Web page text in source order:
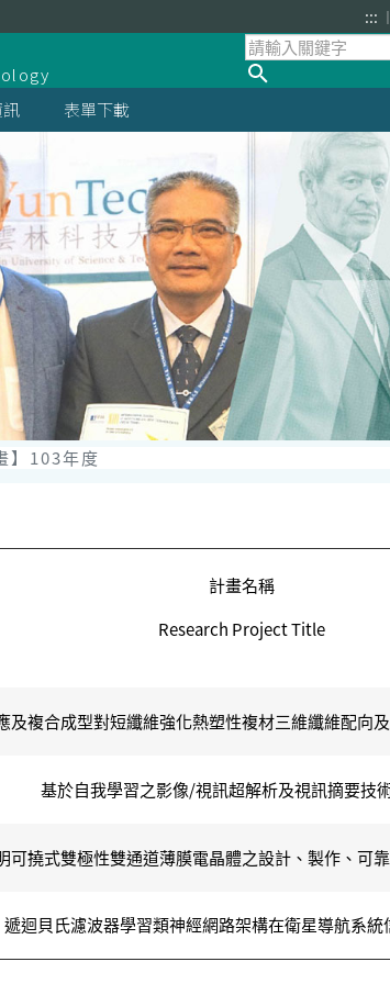
:::
表單下載
】103年度
計畫名稱
Research Project Title
及複合成型對短纖維強化熱塑性複材三維纖維配向
基於自我學習之影像/視訊超解析及視訊摘要技
可撓式雙極性雙通道薄膜電晶體之設計、製作、可
遞迴貝氏濾波器學習類神經網路架構在衛星導航系統